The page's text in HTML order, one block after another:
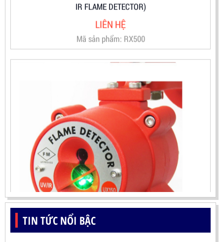
ĐẦU BÁO LỬA UV-IR CHỐNG NỔ-UX150 KOREA
LIÊN HỆ
TIN TỨC NỔI BẬC